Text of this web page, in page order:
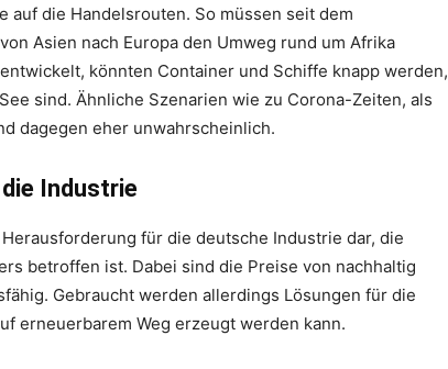
auf die Handelsrouten. So müssen seit dem
Asien nach Europa den Umweg rund um Afrika
könnten Container und Schiffe knapp werden,
sind. Ähnliche Szenarien wie zu Corona-Zeiten, als
dagegen eher unwahrscheinlich.
Industrie
für die deutsche Industrie dar, die
betroffen ist. Dabei sind die Preise von nachhaltig
Gebraucht werden allerdings Lösungen für die
erneuerbarem Weg erzeugt werden kann.